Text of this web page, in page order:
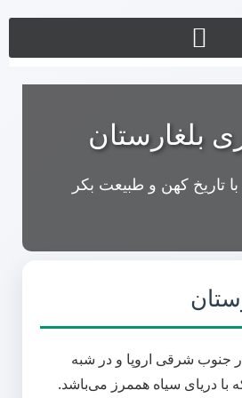
بلغارستان
با تاریخ کهن و طبیعت بکر
جنوب شرقی اروپا و در شبه
با دریای سیاه هممرز می‌باشد.